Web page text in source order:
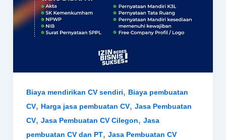
Biaya mendirikan CV sendiri, Biaya pembuatan
CV, Harga jasa pembuatan CV, Jasa Pembuatan
CV, Jasa Pembuatan CV Cilegon, Jasa
pembuatan CV dan PT, Jasa Pembuatan CV